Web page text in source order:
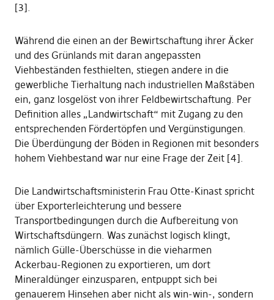
[3].
Während die einen an der Bewirtschaftung ihrer Äcker
und des Grünlands mit daran angepassten
Viehbeständen festhielten, stiegen andere in die
gewerbliche Tierhaltung nach industriellen Maßstäben
ein, ganz losgelöst von ihrer Feldbewirtschaftung. Per
Definition alles „Landwirtschaft“ mit Zugang zu den
entsprechenden Fördertöpfen und Vergünstigungen.
Die Überdüngung der Böden in Regionen mit besonders
hohem Viehbestand war nur eine Frage der Zeit [4].
Die Landwirtschaftsministerin Frau Otte-Kinast spricht
über Exporterleichterung und bessere
Transportbedingungen durch die Aufbereitung von
Wirtschaftsdüngern. Was zunächst logisch klingt,
nämlich Gülle-Überschüsse in die vieharmen
Ackerbau-Regionen zu exportieren, um dort
Mineraldünger einzusparen, entpuppt sich bei
genauerem Hinsehen aber nicht als win-win-, sondern